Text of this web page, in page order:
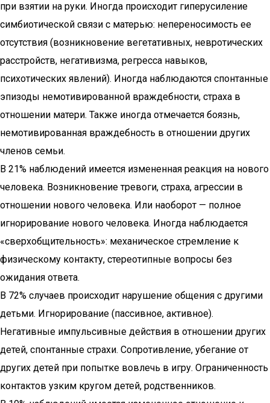
при взятии на руки. Иногда происходит гиперусиление
симбиотической связи с матерью: непереносимость ее
отсутствия (возникновение вегетативных, невротических
расстройств, негативизма, регресса навыков,
психотических явлений). Иногда наблюдаются спонтанные
эпизоды немотивированной враждебности, страха в
отношении матери. Также иногда отмечается боязнь,
немотивированная враждебность в отношении других
членов семьи.
В 21% наблюдений имеется измененная реакция на нового
человека. Возникновение тревоги, страха, агрессии в
отношении нового человека. Или наоборот — полное
игнорирование нового человека. Иногда наблюдается
«сверхобщительность»: механическое стремление к
физическому контакту, стереотипные вопросы без
ожидания ответа.
В 72% случаев происходит нарушение общения с другими
детьми. Игнорирование (пассивное, активное).
Негативные импульсивные действия в отношении других
детей, спонтанные страхи. Сопротивление, убегание от
других детей при попытке вовлечь в игру. Ограниченность
контактов узким кругом детей, родственников.